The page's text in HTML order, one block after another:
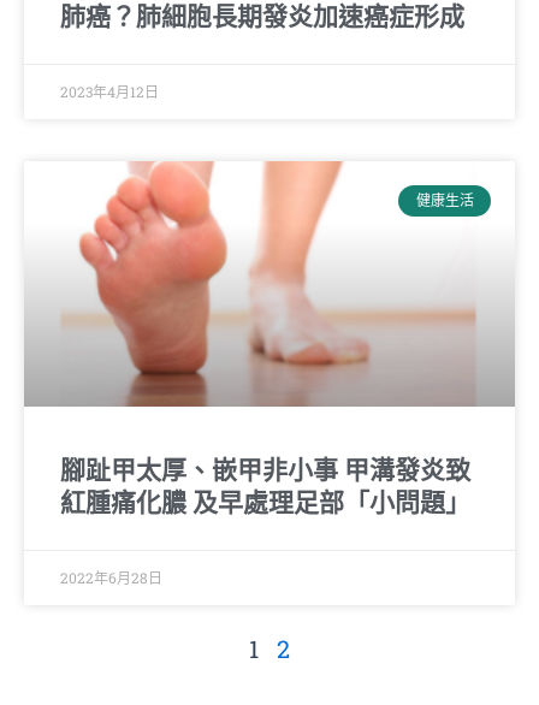
肺癌？肺細胞長期發炎加速癌症形成
2023年4月12日
健康生活
腳趾甲太厚、嵌甲非小事 甲溝發炎致
紅腫痛化膿 及早處理足部「小問題」
2022年6月28日
1 2